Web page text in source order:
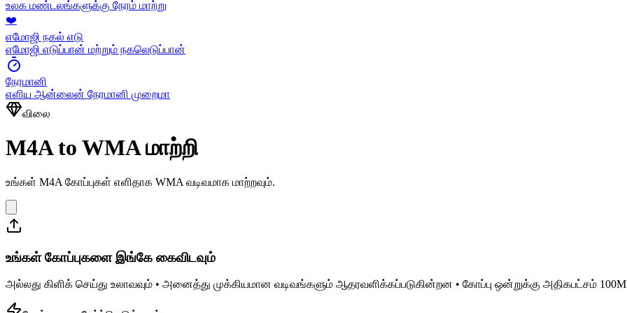
உலக மண்டலங்களுக்கு நேரம் மாற்று
❤️
எமோஜி நகல் எடு
எமோஜி எடுப்பான் மற்றும் நகலெடுப்பான்
நேரமானி
எளிய ஆன்லைன் நேரமானி முறைமா
விலை
M4A to WMA மாற்றி
உங்கள் M4A கோப்புகள் எளிதாக WMA வடிவமாக மாற்றவும்.
உங்கள் கோப்புகளை இங்கே கைவிடவும்
அல்லது கிளிக் செய்து உலாவவும் • அனைத்து முக்கியமான வடிவங்களும் ஆதரவளிக்கப்படுகின்றன • கோப்பு ஒன்றுக்கு அதிகபட்சம்